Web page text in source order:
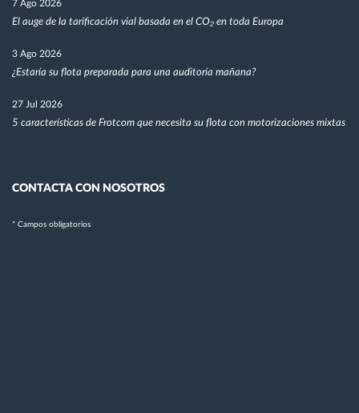
7 Ago 2026
El auge de la tarificación vial basada en el CO₂ en toda Europa
3 Ago 2026
¿Estaría su flota preparada para una auditoría mañana?
27 Jul 2026
5 características de Frotcom que necesita su flota con motorizaciones mixtas
CONTACTA CON NOSOTROS
* Campos obligatorios